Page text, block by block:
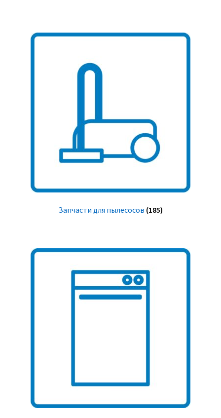
Запчасти для пылесосов (185)